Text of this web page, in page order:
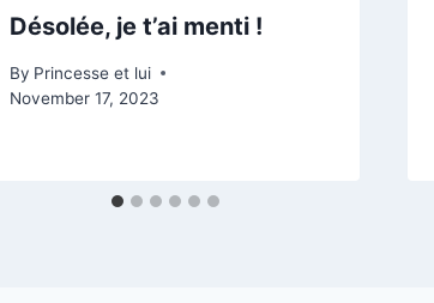
Désolée, je t’ai menti !
By Princesse et lui
November 17, 2023